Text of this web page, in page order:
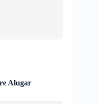
Alugar